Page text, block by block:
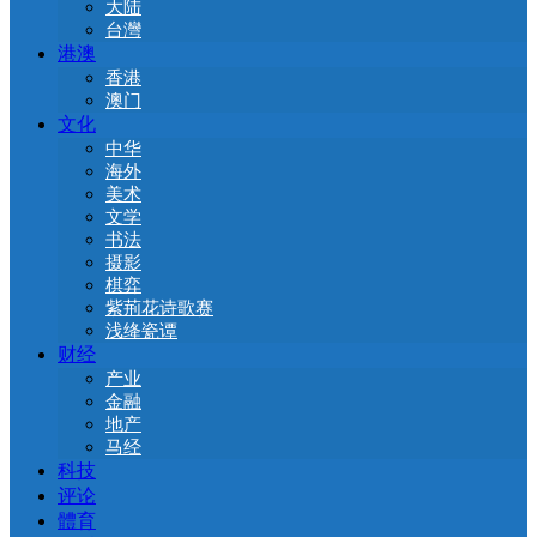
大陆
台灣
港澳
香港
澳门
文化
中华
海外
美术
文学
书法
摄影
棋弈
紫荊花诗歌赛
浅绛瓷谭
财经
产业
金融
地产
马经
科技
评论
體育